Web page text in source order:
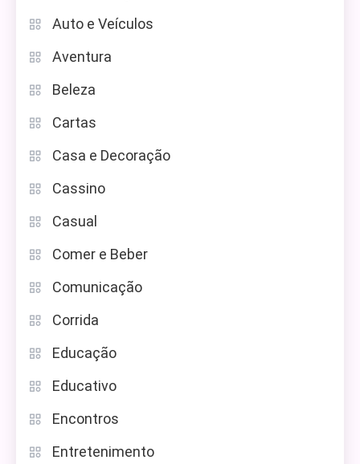
Auto e Veículos
Aventura
Beleza
Cartas
Casa e Decoração
Cassino
Casual
Comer e Beber
Comunicação
Corrida
Educação
Educativo
Encontros
Entretenimento